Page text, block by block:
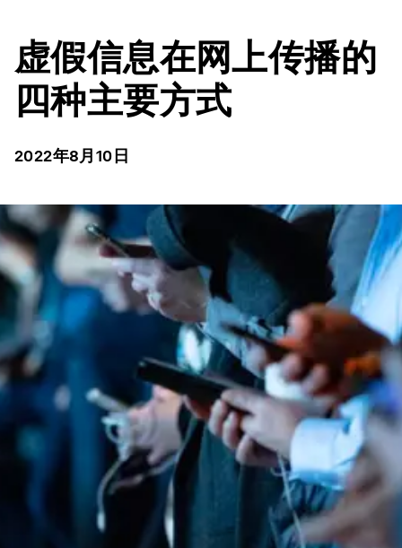
虚假信息在网上传播的
四种主要方式
2022年8月10日